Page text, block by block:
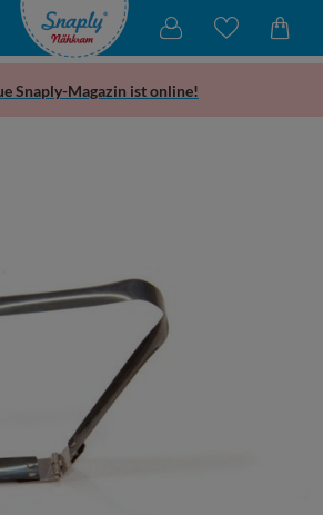
Snaply-Magazin ist online!